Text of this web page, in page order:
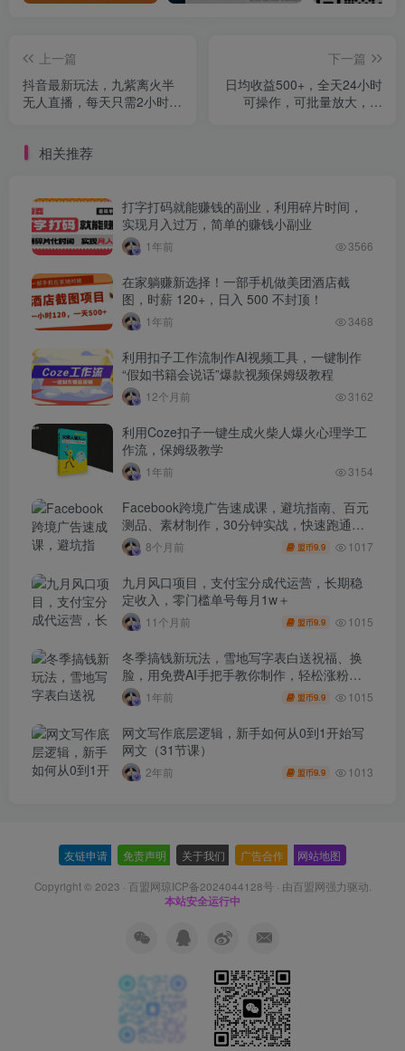
上一篇
抖音最新玩法，九紫离火半
无人直播，每天只需2小时，
下一篇
日均收益500+，全天24小时
可操作，可批量放大，稳
相关推荐
打字打码就能赚钱的副业，利用碎片时间，
实现月入过万，简单的赚钱小副业
1年前 3566
在家躺赚新选择！一部手机做美团酒店截
图，时薪 120+，日入 500 不封顶！
1年前 3468
利用扣子工作流制作AI视频工具，一键制作
“假如书籍会说话”爆款视频保姆级教程
12个月前 3162
利用Coze扣子一键生成火柴人爆火心理学工
作流，保姆级教学
1年前 3154
Facebook跨境广告速成课，避坑指南、百元
测品、素材制作，30分钟实战，快速跑通首
单出单8个月前 盟币9.9 1017
九月风口项目，支付宝分成代运营，长期稳
定收入，零门槛单号每月1w＋
11个月前 盟币9.9 1015
冬季搞钱新玩法，雪地写字表白送祝福、换
脸，用免费AI手把手教你制作，轻松涨粉
3.5w，接单到手软
1年前 盟币9.9 1015
网文写作底层逻辑，新手如何从0到1开始写
网文（31节课）
2年前 盟币9.9 1013
友链申请 免责声明 关于我们 广告合作 网站地图
Copyright © 2023 · 百盟网琼ICP备2024044128号 · 由百盟网强力驱动.
本站安全运行中